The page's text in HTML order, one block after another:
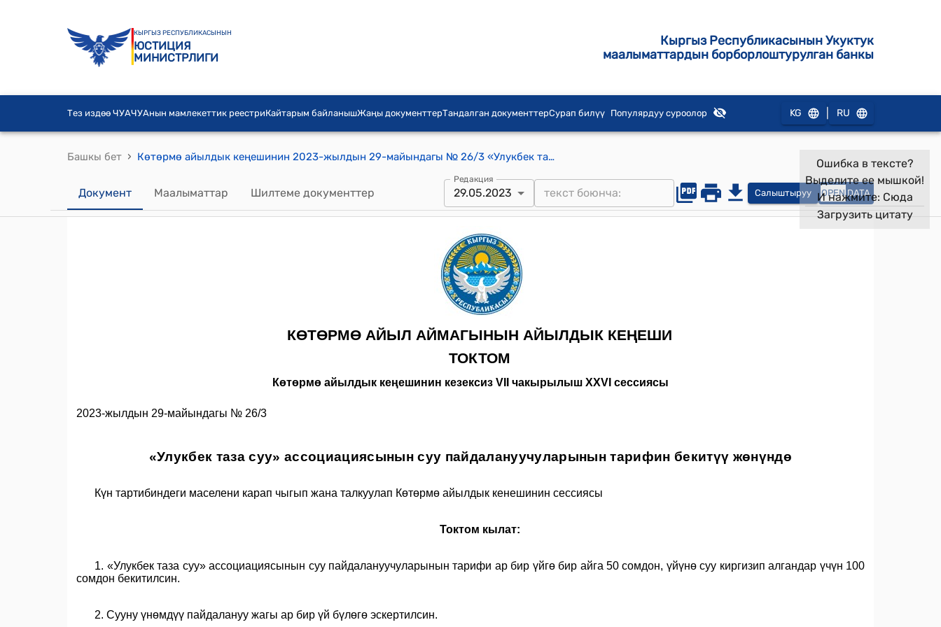
КЫРГЫЗ РЕСПУБЛИКАСЫНЫН
ЮСТИЦИЯ
МИНИСТРЛИГИ
Кыргыз Республикасынын Укуктук
маалыматтардын борборлоштурулган банкы
Тез издөө ЧУАЧУАнын мамлекеттик реестриКайтарым байланышЖаңы документтерТандалган документтерСурап билүү Популярдуу суроолор KG RU
Башкы бет › Көтөрмө айылдык кеңешинин 2023-жылдын 29-майындагы № 26/3 «Улукбек таза суу» ассоциациясынын суу пайдалануучуларынын тарифин бекитүү жөнүндө токтому
Документ Маалыматтар Шилтеме документтер
Редакция
29.05.2023 Салыштыруу OPEN DATA
Ошибка в тексте?
Выделите ее мышкой!
И нажмите: Сюда
Загрузить цитату